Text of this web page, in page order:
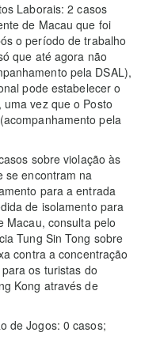
Laborais: 2 casos
de Macau que foi
o período de trabalho
que até agora não
pela DSAL),
pode estabelecer o
vez que o Posto
pela
sobre violação às
se encontram na
para a entrada
de isolamento para
Macau, consulta pelo
Tung Sin Tong sobre
contra a concentração
os turistas do
Kong através de
de Jogos: 0 casos;